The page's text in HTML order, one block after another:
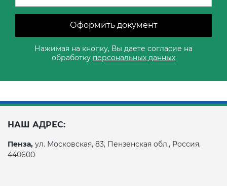
Оформить документ
Нажимая на кнопку, Вы даете согласие на
обработку персональных данных
НАШ АДРЕС:
Пенза, ул. Московская, 83, Пензенская обл., Россия,
440600